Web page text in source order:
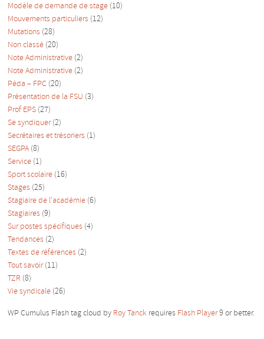
Modèle de demande de stage (10)
Mouvements particuliers (12)
Mutations (28)
Non classé (20)
Note Administrative (2)
Note Administrative (2)
Péda – FPC (20)
Présentation de la FSU (3)
Prof EPS (27)
Se syndiquer(2)
Secrétaires et trésoriers (1)
SEGPA (8)
Service (1)
Sport scolaire (16)
Stages (25)
Stagiaire de l'académie (6)
Stagiaires (9)
Sur postes spécifiques (4)
Tendances (2)
Textes de références (2)
Tout savoir(11)
TZR (8)
Vie syndicale (26)
WP Cumulus Flash tag cloud by Roy Tanck requires Flash Player9 or better.